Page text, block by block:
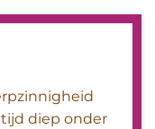
diep onder